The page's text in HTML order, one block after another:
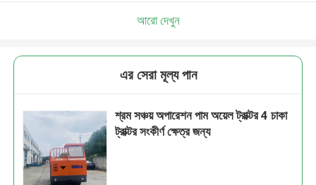
আরো দেখুন
এর সেরা মূল্য পান
শ্রম সঞ্চয় অপারেশন পাম অয়েল ট্রাক্টর 4 চাকা
ট্রাক্টর সংকীর্ণ ক্ষেত্র জন্য